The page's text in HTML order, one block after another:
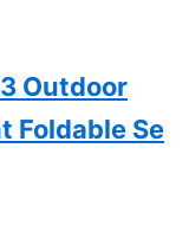
Outdoor
Foldable Se